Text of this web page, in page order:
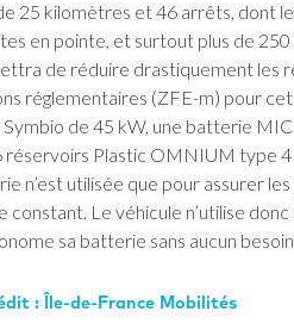
25 kilomètres et 46 arrêts, dont
en pointe, et surtout plus de
de réduire drastiquement les
réglementaires (ZFE-m) pour
de 45 kW, une batterie
réservoirs Plastic OMNIUM type
n’est utilisée que pour assurer
constant. Le véhicule n’utilise
sa batterie sans aucun
: Île-de-France Mobilités